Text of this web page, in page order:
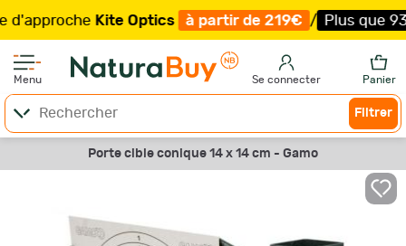
Kite Optics à partir de 219€ / Plus que 93
Menu Se connecter Panier
Filtrer
Porte cible conique 14 x 14 cm - Gamo